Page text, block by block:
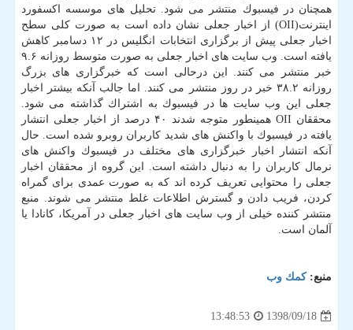
همچنان در فیسبوك منتشر می شود. تحلیل های موسسه اكسفورد
اینترنت(OII) از اخبار جعلی نشان داده است به صورت كلی سطح
اخبار جعلی پیش از برگزاری انتخابات انگلیس در ۱۲ دسامبر كاهش
یافته است. وب سایت های اخبار جعلی به صورت متوسط روزانه ۹.۶
خبر منتشر می كنند. این درحالی است كه خبرگزاری های بزرگ
روزانه ۳۸.۲ خبر در روز منتشر می كنند. اما جالب آنكه بیشتر اخبار
جعلی این وب سایت ها در فیسبوك به اشتراك گذاشته می شود.
محققان OII همینطور متوجه شدند ۴۰ درصد از اخبار جعلی انتشار
یافته در فیسبوك با واكنش های شدید كاربران روبرو شده است. حال
آنكه انتشار اخبار خبرگزاری های مختلف در فیسبوك واكنش های
نرمال كاربران را به دنبال داشته است. این گروه از محققان اخبار
جعلی را محتوایی تعریف كرده اند كه به صورت عمدی برای گمراه
كردن، فریب دادن و گسترش اطلاعات غلط منتشر می شوند. منبع
منتشر كننده خیلی از وب سایت های اخبار جعلی در آمریكا، كانادا یا
آلمان است.
منبع:كمك وب
1398/09/18
13:48:53